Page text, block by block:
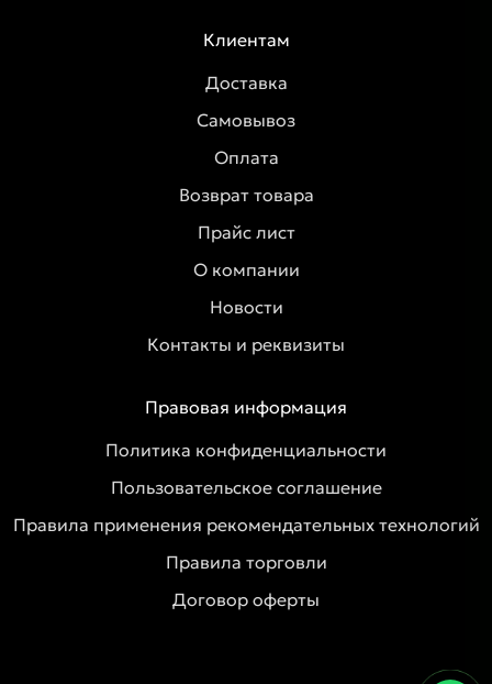
Клиентам
Доставка
Самовывоз
Оплата
Возврат товара
Прайс лист
О компании
Новости
Контакты и реквизиты
Правовая информация
Политика конфиденциальности
Пользовательское соглашение
Правила применения рекомендательных технологий
Правила торговли
Договор оферты